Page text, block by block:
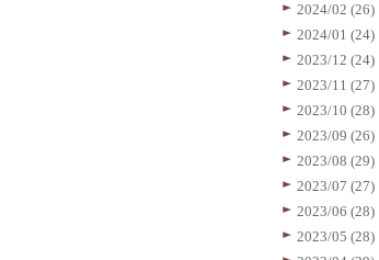
2024/02 (26)
2024/01 (24)
2023/12 (24)
2023/11 (27)
2023/10 (28)
2023/09 (26)
2023/08 (29)
2023/07 (27)
2023/06 (28)
2023/05 (28)